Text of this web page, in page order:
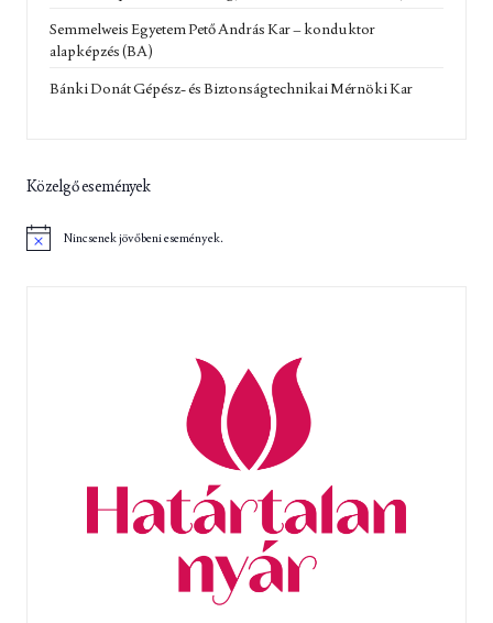
Semmelweis Egyetem Pető András Kar – konduktor
alapképzés (BA)
Bánki Donát Gépész- és Biztonságtechnikai Mérnöki Kar
Közelgő események
Nincsenek jövőbeni események.